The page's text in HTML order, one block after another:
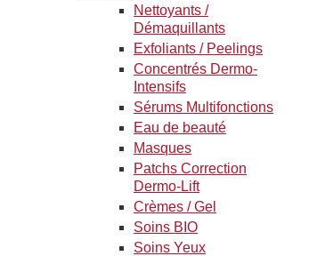
Nettoyants /
Démaquillants
Exfoliants / Peelings
Concentrés Dermo-
Intensifs
Sérums Multifonctions
Eau de beauté
Masques
Patchs Correction
Dermo-Lift
Crèmes / Gel
Soins BIO
Soins Yeux